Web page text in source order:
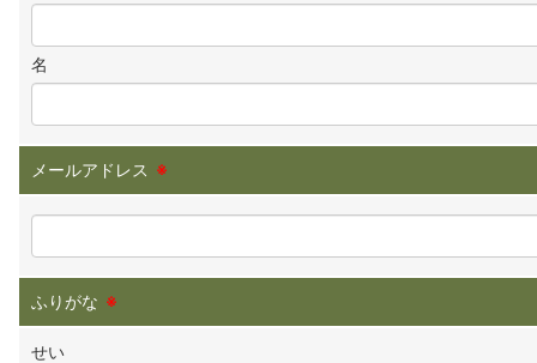
名
メールアドレス ※
ふりがな ※
せい